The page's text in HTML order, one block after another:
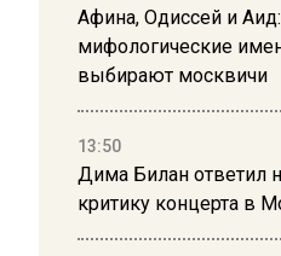
Афина, Одиссей и
мифологические
выбирают москвичи
13:50
Дима Билан ответил
критику концерта в